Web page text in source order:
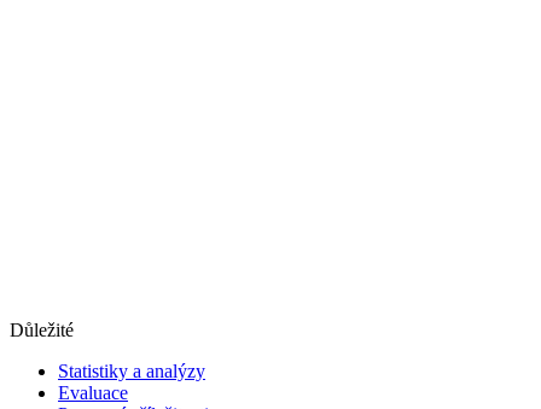
Důležité
Statistiky a analýzy
Evaluace